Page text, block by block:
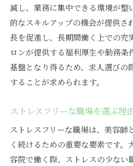
減し、業務に集中できる環境が整
的なスキルアップの機会が提供さ
長を促進し、長期間働く上での充
ロンが提供する福利厚生や勤務条
基盤となり得るため、求人選びの
することが求められます。
ストレスフリーな職場を選ぶ理
ストレスフリーな職場は、美容師
く続けるための重要な要素です。
容院で働く際、ストレスの少ない